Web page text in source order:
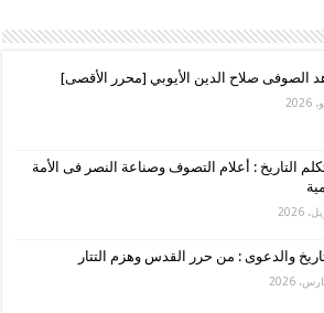
الصوفى صلاح الدين الأيوبي [محرر الأقصى]
التاريخ : أعلام التصوف وصناعة النصر فى الأمة
والدعوى : من حرر القدس وهزم التتار